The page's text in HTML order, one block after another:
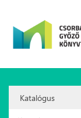
Option: